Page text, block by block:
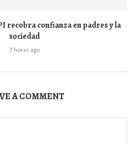
recobra confianza en padres y la
sociedad
7 horas ago
A COMMENT